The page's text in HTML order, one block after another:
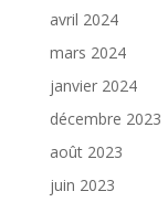
avril 2024
mars 2024
janvier 2024
décembre 2023
août 2023
juin 2023